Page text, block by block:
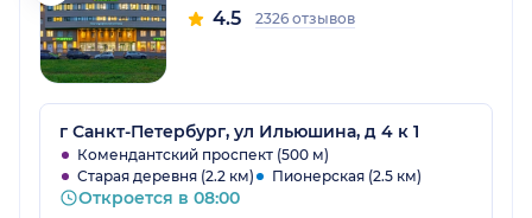
4.5 2326 отзывов
г Санкт-Петербург, ул Ильюшина, д 4 к 1
Комендантский проспект (500 м)
Старая деревня (2.2 км)
Пионерская (2.5 км)
Откроется в 08:00